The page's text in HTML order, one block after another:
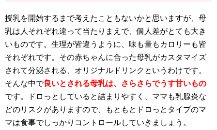
授乳を開始するまで考えたこともないかと思いますが、母
乳は人それぞれ違って当たりまえで、個人差がとても大き
いものです。生理が皆違うように、味も量もカロリーも皆
それぞれです。その赤ちゃんに合った母乳がカスタマイズ
されて分泌される、オリジナルドリンクというわけです。
そんな中で良いとされる母乳は、さらさらでうす甘いもの
です。ドロっとしていると詰まりやすく、ママも乳腺炎な
どのリスクがありますので、もともとドロっとタイプのマ
マは食事でしっかりコントロールしていきましょう。